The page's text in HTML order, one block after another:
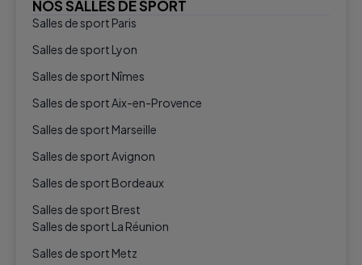
NOS SALLES DE SPORT
Salles de sport Paris
Salles de sport Lyon
Salles de sport Nîmes
Salles de sport Aix-en-Provence
Salles de sport Marseille
Salles de sport Avignon
Salles de sport Bordeaux
Salles de sport Brest
Salles de sport La Réunion
Salles de sport Metz